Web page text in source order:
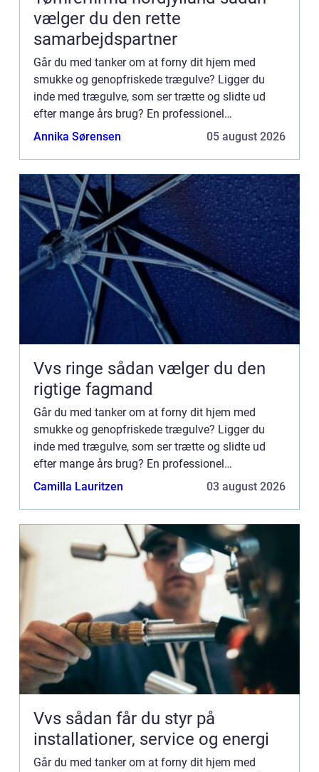
vælger du den rette
samarbejdspartner
Går du med tanker om at forny dit hjem med
smukke og genopfriskede trægulve? Ligger du
inde med trægulve, som ser trætte og slidte ud
efter mange års brug? En professionel
gulvafhøvling kan være løsni...
Annika Sørensen 05 august 2026
Vvs ringe sådan vælger du den
rigtige fagmand
Går du med tanker om at forny dit hjem med
smukke og genopfriskede trægulve? Ligger du
inde med trægulve, som ser trætte og slidte ud
efter mange års brug? En professionel
gulvafhøvling kan være løsni...
Camilla Lauritzen 03 august 2026
Vvs sådan får du styr på
installationer, service og energi
Går du med tanker om at forny dit hjem med